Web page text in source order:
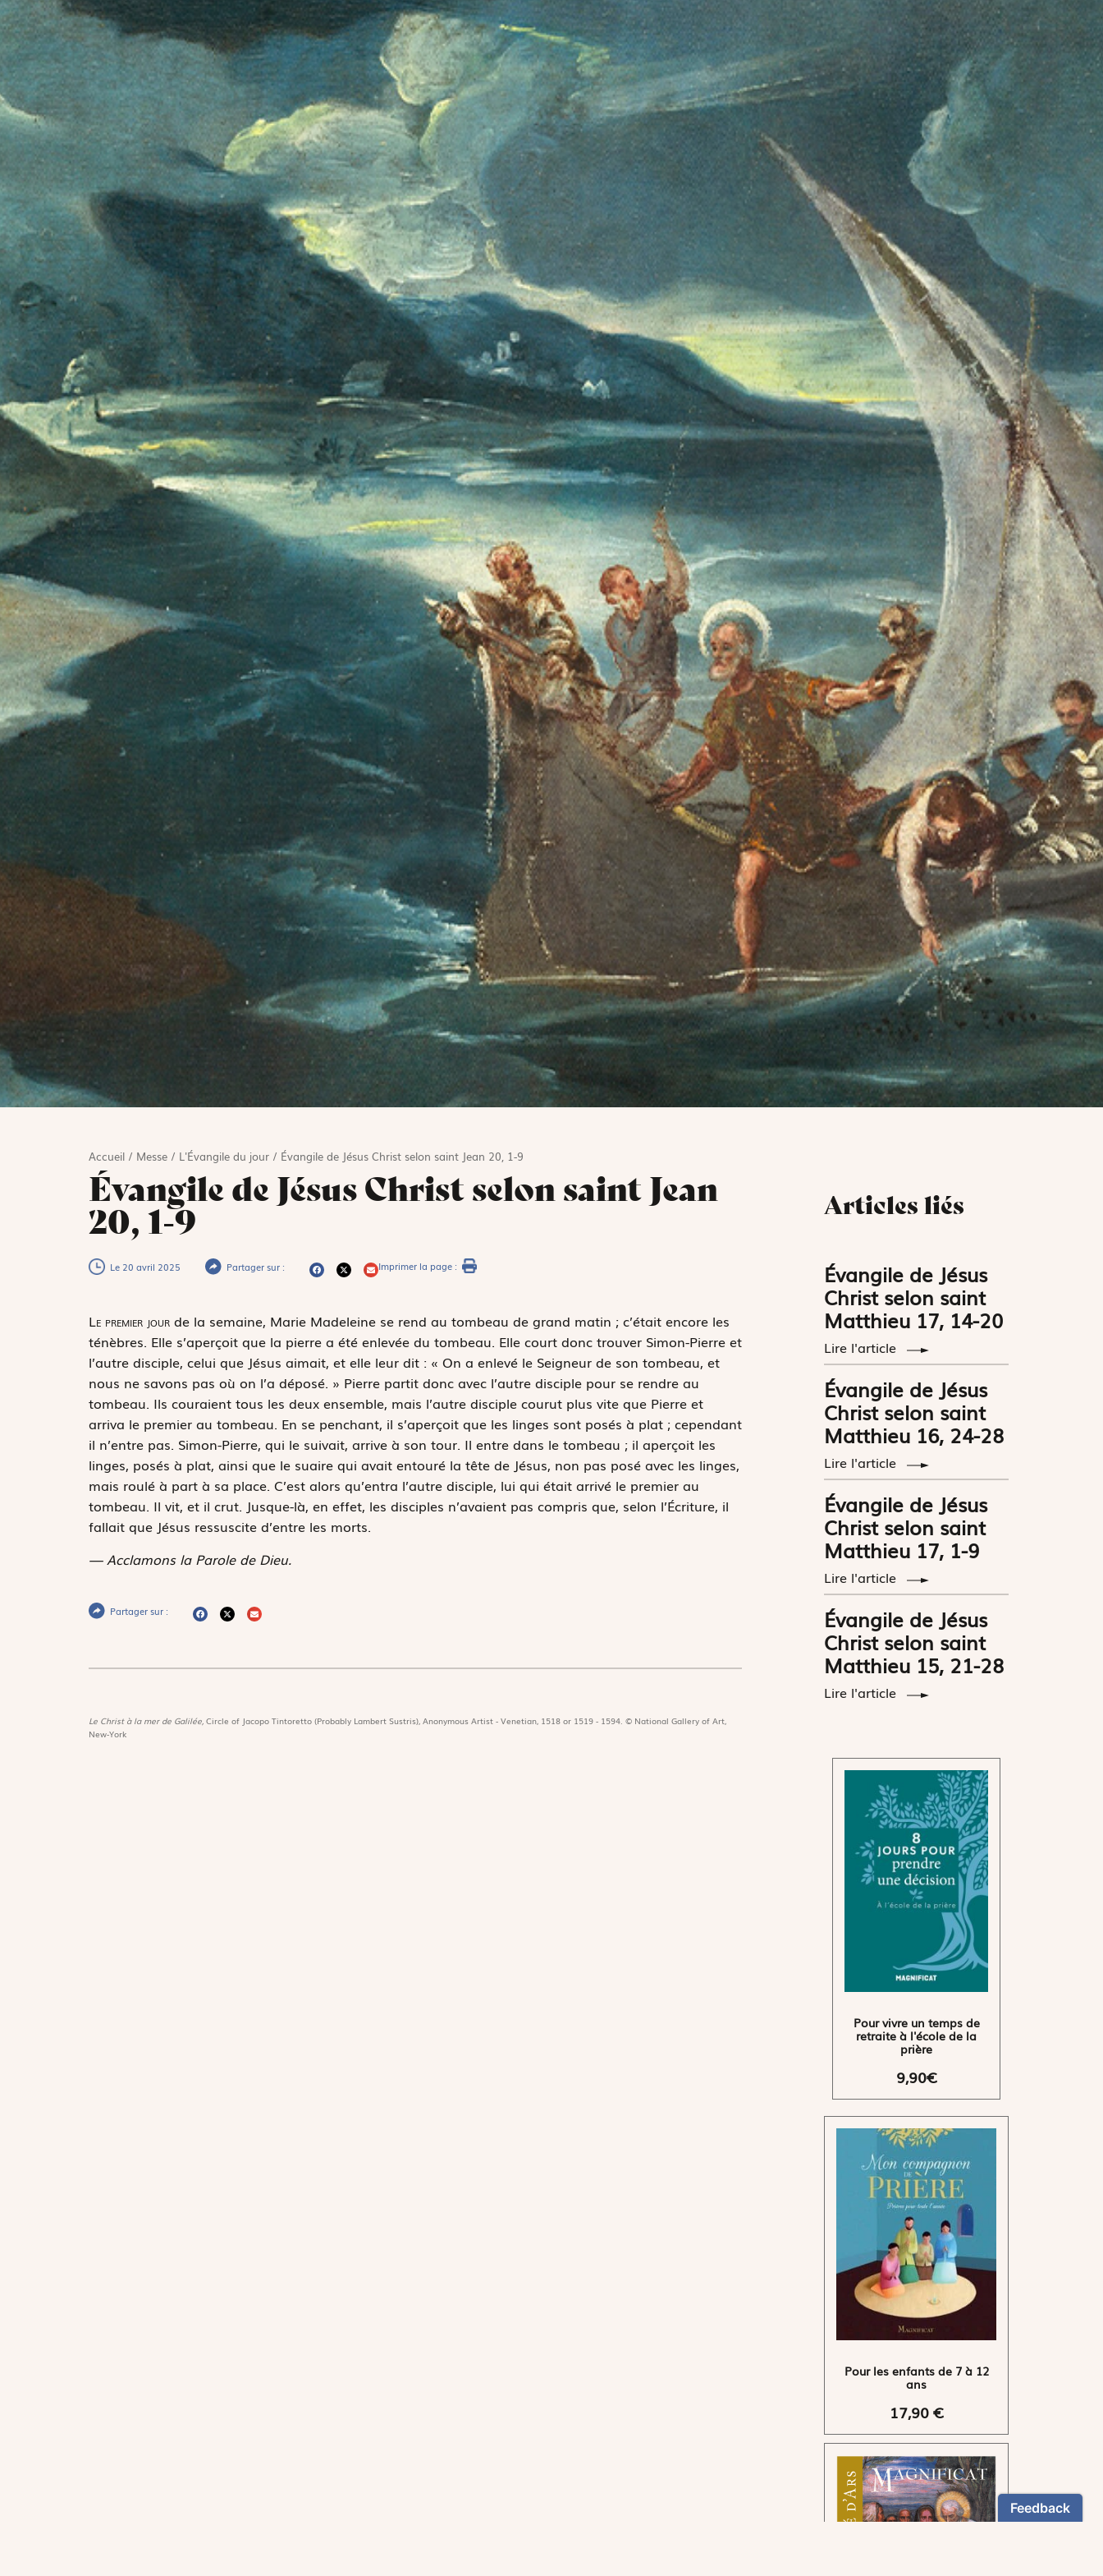
Accueil/ Messe/ L'Évangile du jour/ Évangile de Jésus Christ selon saint Jean 20, 1-9
Évangile de Jésus Christ selon saint Jean
20, 1-9
Le 20 avril 2025 Partager sur : Imprimer la page :
Le premier jourde la semaine, Marie Madeleine se rend au tombeau de grand matin ; c’était encore les
ténèbres. Elle s’aperçoit que la pierre a été enlevée du tombeau. Elle court donc trouver Simon-Pierre et
l’autre disciple, celui que Jésus aimait, et elle leur dit : « On a enlevé le Seigneur de son tombeau, et
nous ne savons pas où on l’a déposé. » Pierre partit donc avec l’autre disciple pour se rendre au
tombeau. Ils couraient tous les deux ensemble, mais l’autre disciple courut plus vite que Pierre et
arriva le premier au tombeau. En se penchant, il s’aperçoit que les linges sont posés à plat ; cependant
il n’entre pas. Simon-Pierre, qui le suivait, arrive à son tour. Il entre dans le tombeau ; il aperçoit les
linges, posés à plat, ainsi que le suaire qui avait entouré la tête de Jésus, non pas posé avec les linges,
mais roulé à part à sa place. C’est alors qu’entra l’autre disciple, lui qui était arrivé le premier au
tombeau. Il vit, et il crut. Jusque-là, en effet, les disciples n’avaient pas compris que, selon l’Écriture, il
fallait que Jésus ressuscite d’entre les morts.
— Acclamons la Parole de Dieu.
Partager sur :
Le Christ à la mer de Galilée, Circle of Jacopo Tintoretto (Probably Lambert Sustris), Anonymous Artist - Venetian, 1518 or 1519 - 1594. © National Gallery of Art,
New-York
Articles liés
Évangile de Jésus
Christ selon saint
Matthieu 17, 14-20
Lire l'article
Évangile de Jésus
Christ selon saint
Matthieu 16, 24-28
Lire l'article
Évangile de Jésus
Christ selon saint
Matthieu 17, 1-9
Lire l'article
Évangile de Jésus
Christ selon saint
Matthieu 15, 21-28
Lire l'article
Pour vivre un temps de
retraite à l'école de la
prière
9,90€
Pour les enfants de 7 à 12
ans
17,90 €